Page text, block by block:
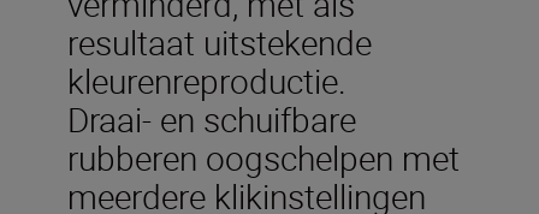
resultaat uitstekende
kleurenreproductie.
Draai- en schuifbare
rubberen oogschelpen met
meerdere klikinstellingen